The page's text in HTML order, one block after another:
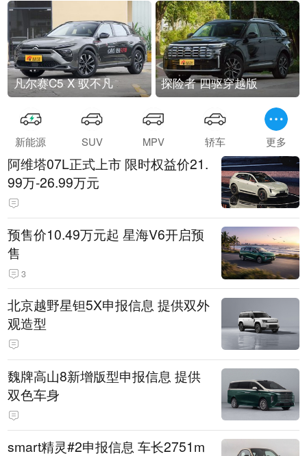
凡尔赛C5 X 驭不凡 探险者 四驱穿越版
新能源 SUV MPV 轿车 更多
阿维塔07L正式上市 限时权益价21.
99万-26.99万元
预售价10.49万元起 星海V6开启预
售
3
北京越野星钽5X申报信息 提供双外
观造型
魏牌高山8新增版型申报信息 提供
双色车身
smart精灵#2申报信息 车长2751m